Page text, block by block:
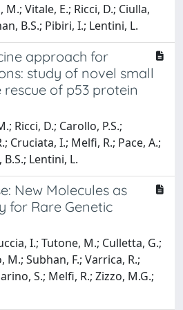
Vitale, E.; Ricci, D.; Ciulla,
B.S.; Pibiri, I.; Lentini, L.
approach for
study of novel small
of p53 protein
Ricci, D.; Carollo, P.S.;
Cruciata, I.; Melfi, R.; Pace, A.;
Lentini, L.
New Molecules as
for Rare Genetic
I.; Tutone, M.; Culletta, G.;
Subhan, F.; Varrica, R.;
S.; Melfi, R.; Zizzo, M.G.;